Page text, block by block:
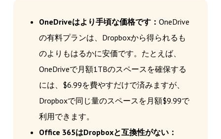
OneDriveはより手頃な価格です： OneDrive
の有料プランは、Dropboxから得られるも
のよりもはるかに安価です。たとえば、
OneDriveで月額1TBのスペースを確保する
には、$6.99を費やすだけで済みますが、
Dropboxで同じ量のスペースを月額$9.99で
利用できます。
Office 365はDropboxと互換性がない：